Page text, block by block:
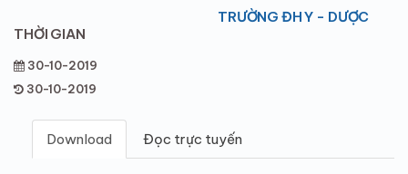
TRƯỜNG ĐH Y - DƯỢC
THỜI GIAN
30-10-2019
30-10-2019
Download Đọc trực tuyến